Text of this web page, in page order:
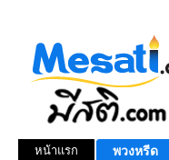
หน้าแรก พวงหรีด